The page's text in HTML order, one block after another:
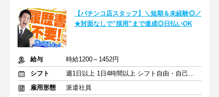
【パチンコ店スタッフ】＼短期＆未経験◎／
★対面なしで”採用”まで達成◎日払いOK
給与
時給1200～1452円
シフト
週1日以上 1日4時間以上 シフト自由・自己申告
雇用形態
派遣社員